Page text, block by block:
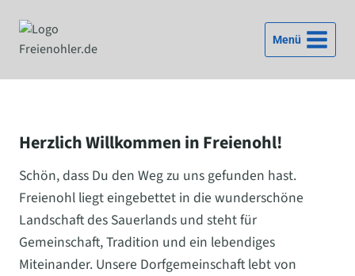
Inhalt
springen
Menü
Herzlich Willkommen in Freienohl!
Schön, dass Du den Weg zu uns gefunden hast.
Freienohl liegt eingebettet in die wunderschöne
Landschaft des Sauerlands und steht für
Gemeinschaft, Tradition und ein lebendiges
Miteinander. Unsere Dorfgemeinschaft lebt von